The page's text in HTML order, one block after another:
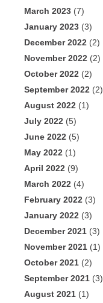
March 2023 (7)
January 2023 (3)
December 2022 (2)
November 2022 (2)
October 2022 (2)
September 2022 (2)
August 2022 (1)
July 2022 (5)
June 2022 (5)
May 2022 (1)
April 2022 (9)
March 2022 (4)
February 2022 (3)
January 2022 (3)
December 2021 (3)
November 2021 (1)
October 2021 (2)
September 2021 (3)
August 2021 (1)